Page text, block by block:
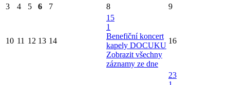
3 4 5 6 7 8 9
10 11 12 13 14
15
1
Benefiční koncert
kapely DOCUKU
Zobrazit všechny
záznamy ze dne
16
23